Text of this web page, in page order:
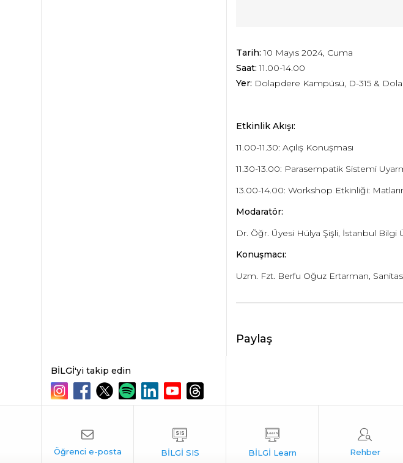
Tarih: 10 Mayıs 2024, Cuma
Saat: 11.00-14.00
Yer: Dolapdere Kampüsü, D-315 &
Etkinlik Akışı:
11.00-11.30: Açılış Konuşması
11.30-13.00: Parasempatik Sistemi
13.00-14.00: Workshop Etkinliği:
Modaratör:
Dr. Öğr. Üyesi Hülya Şişli, İstanbul
Konuşmacı:
Uzm. Fzt. Berfu Oğuz Ertarman,
Paylaş
BİLGİ'yi takip edin